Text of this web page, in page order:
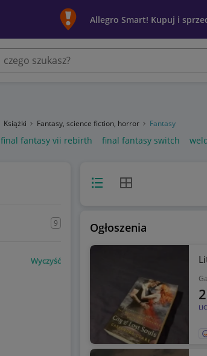
Allegro Smart! Kupuj i
Książki Fantasy, science fiction, horror Fantasy
final fantasy vii rebirth final fantasy switch
9
Wyczyść
Widok listyWidok siatki
Ogłoszenia